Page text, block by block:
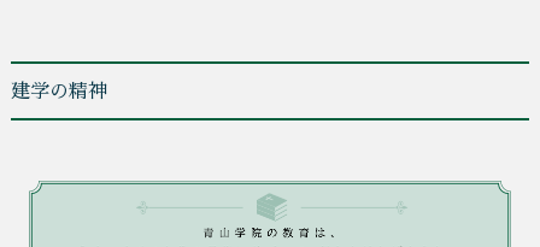
建学の精神